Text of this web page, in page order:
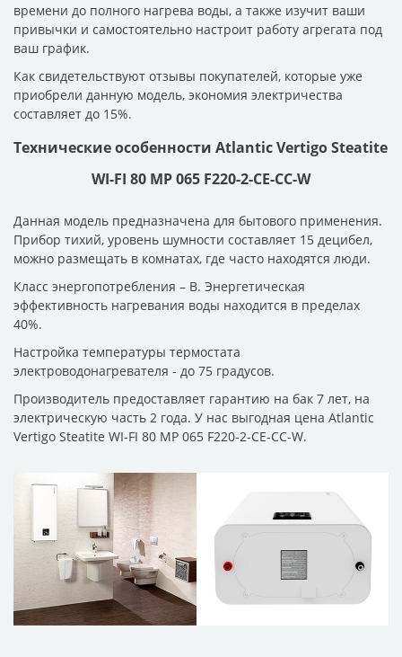
времени до полного нагрева воды, а также изучит ваши
привычки и самостоятельно настроит работу агрегата под
ваш график.
Как свидетельствуют отзывы покупателей, которые уже
приобрели данную модель, экономия электричества
составляет до 15%.
Технические особенности Atlantic Vertigo Steatite
WI-FI 80 MP 065 F220-2-CE-CC-W
Данная модель предназначена для бытового применения.
Прибор тихий, уровень шумности составляет 15 децибел,
можно размещать в комнатах, где часто находятся люди.
Класс энергопотребления – В. Энергетическая
эффективность нагревания воды находится в пределах
40%.
Настройка температуры термостата
электроводонагревателя - до 75 градусов.
Производитель предоставляет гарантию на бак 7 лет, на
электрическую часть 2 года. У нас выгодная цена Atlantic
Vertigo Steatite WI-FI 80 MP 065 F220-2-CE-CC-W.